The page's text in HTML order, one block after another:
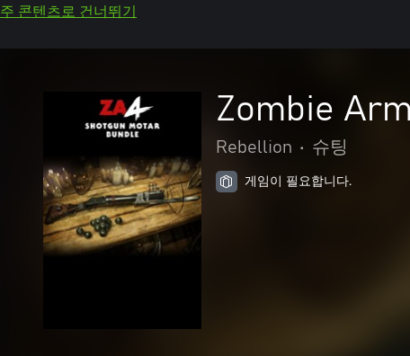
주 콘텐츠로 건너뛰기
Zombie
Rebellion • 슈팅
게임이 필요합니다.